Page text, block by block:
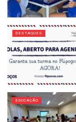
DESTAQUES
EDUCAÇÃO